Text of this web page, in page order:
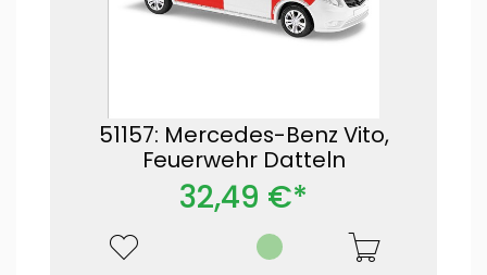
51157: Mercedes-Benz Vito,
Feuerwehr Datteln
32,49 €*